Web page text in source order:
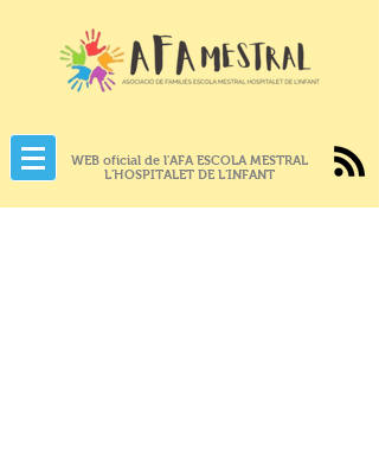
WEB oficial de l'AFA ESCOLA MESTRAL
L'HOSPITALET DE L'INFANT